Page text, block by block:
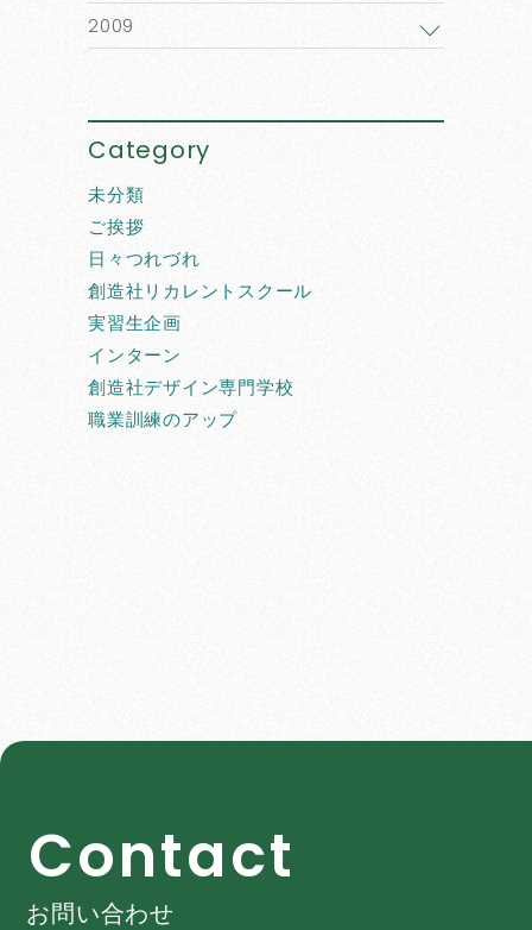
2009
Category
未分類
ご挨拶
日々つれづれ
創造社リカレントスクール
実習生企画
インターン
創造社デザイン専門学校
職業訓練のアップ
Contact
お問い合わせ